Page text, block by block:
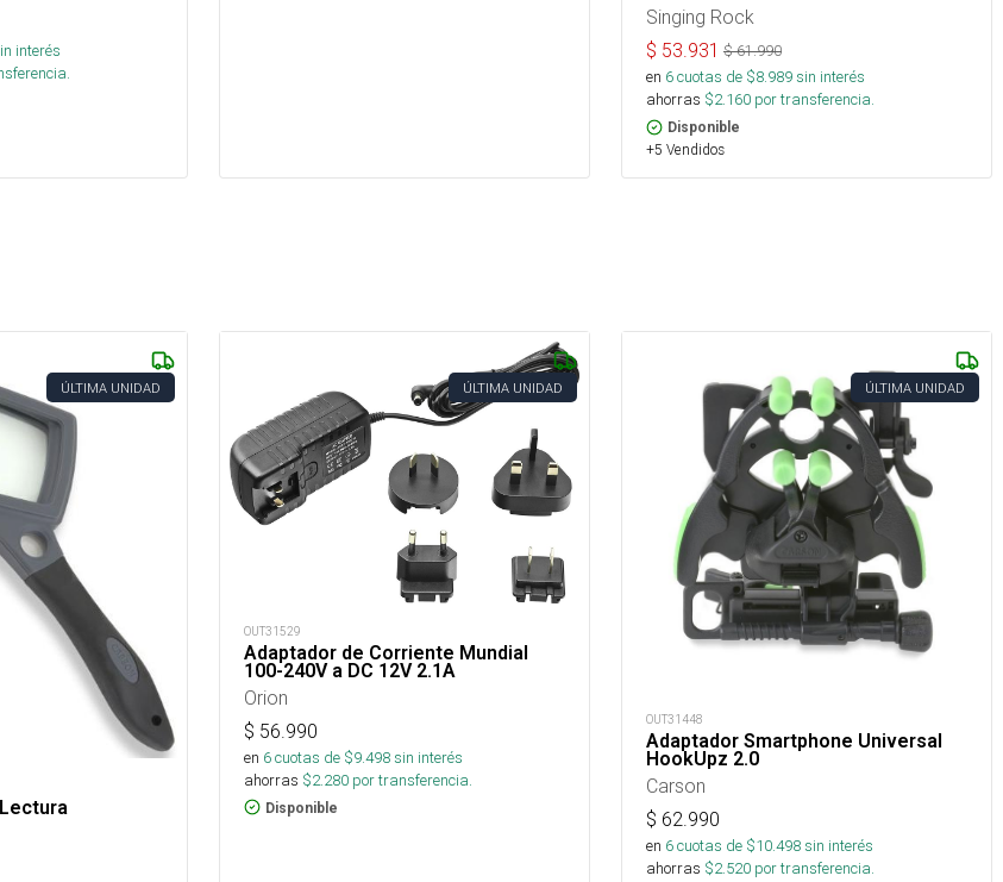
interés
Singing Rock
$ 53.931 $61.990
en 6cuotas de $8.989sin interés
ahorras $2.160 por transferencia.
Disponible
+5 Vendidos
ÚLTIMA UNIDAD ÚLTIMA UNIDAD
OUT31529
Adaptador de Corriente Mundial
100-240V a DC 12V 2.1A
Orion
$ 56.990
en 6cuotas de $9.498sin interés
ahorras $2.280 por transferencia.
Disponible
ÚLTIMA UNIDAD
OUT31448
Adaptador Smartphone Universal
HookUpz 2.0
Carson
$ 62.990
en 6cuotas de $10.498sin interés
ahorras $2.520 por transferencia.